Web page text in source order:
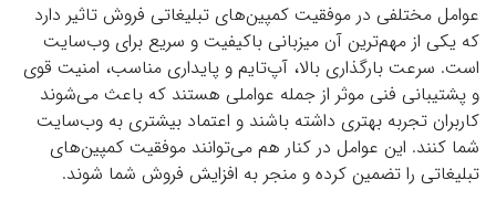
عوامل مختلفی در موفقیت کمپین‌های تبلیغاتی فروش تاثیر دارد
که یکی از مهم‌ترین آن میزبانی باکیفیت و سریع برای وب‌سایت
است. سرعت بارگذاری بالا، آپ‌تایم و پایداری مناسب، امنیت قوی
و پشتیبانی فنی موثر از جمله عواملی هستند که باعث می‌شوند
کاربران تجربه بهتری داشته باشند و اعتماد بیشتری به وب‌سایت
شما کنند. این عوامل در کنار هم می‌توانند موفقیت کمپین‌های
تبلیغاتی را تضمین کرده و منجر به افزایش فروش شما شوند.